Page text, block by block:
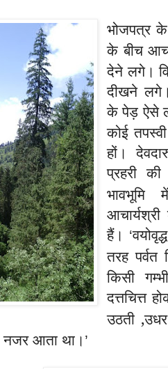
भोजपत्र के
के बीच
देने लगे।
दीखने
के पेड़ ऐसे
कोई
हों।
प्रहरी
भावभूमि
हैं। ‘
तरह
किसी
दत्तचित्त
उठती ,
आता था। ’